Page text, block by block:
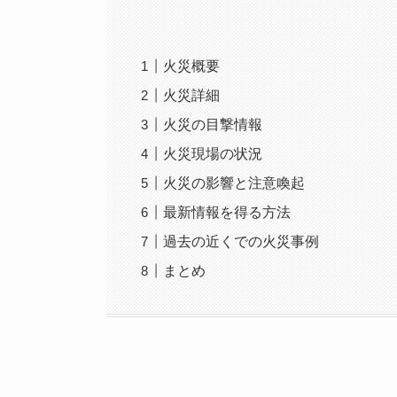
火災概要
火災詳細
火災の目撃情報
火災現場の状況
火災の影響と注意喚起
最新情報を得る方法
過去の近くでの火災事例
まとめ